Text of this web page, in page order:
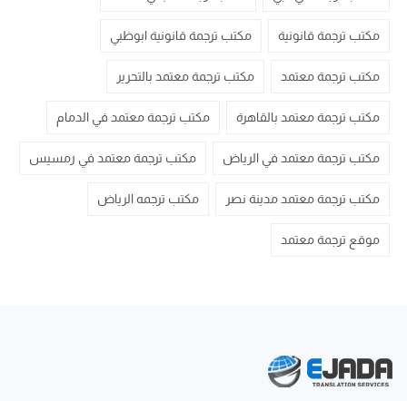
مكتب ترجمة قانونية مكتب ترجمة قانونية ابوظبي
مكتب ترجمة معتمد مكتب ترجمة معتمد بالتحرير
مكتب ترجمة معتمد بالقاهرة مكتب ترجمة معتمد في الدمام
مكتب ترجمة معتمد في الرياض مكتب ترجمة معتمد في رمسيس
مكتب ترجمة معتمد مدينة نصر مكتب ترجمه الرياض
موقع ترجمة معتمد